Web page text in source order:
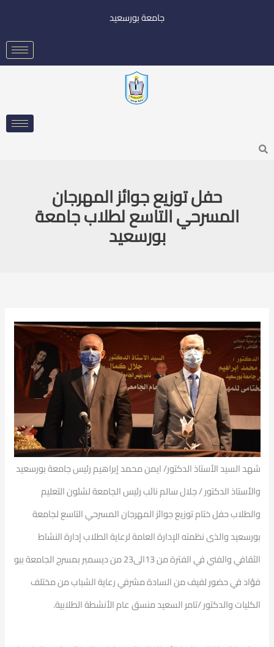
جامعة بورسعيد
Search
حفل توزيع جوائز المهرجان
المسرحي التاسع لطلاب جامعة
بورسعيد
شهد السيد الأستاذ الدكتور/ ايمن محمد إبراهيم رئيس جامعة بورسعيد
والأستاذ الدكتور / جلال سالم نائب رئيس الجامعة لشئون التعليم
والطلاب حفل ختام توزيع جوائز المهرجان المسرحي التاسع لجامعة
بورسعيد والذى نظمته الإدارة العامة لرعاية الطلاب إدارة النشاط
الثقافي والفني في الفترة من 13الى23 من ديسمبر بمسرح الجامعة ببو
فؤاد في حضور لفيف من السادة مشرفي رعاية الشباب من مختلف
الكليات والدكتور /تامر السعيد منسق عام الأنشطة الطلابية.